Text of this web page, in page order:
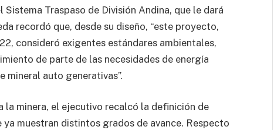
Traspaso de División Andina, que le dará
recordó que, desde su diseño, “este proyecto,
consideró exigentes estándares ambientales,
de parte de las necesidades de energía
mineral auto generativas”.
minera, el ejecutivo recalcó la definición de
muestran distintos grados de avance. Respecto